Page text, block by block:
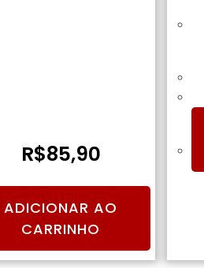
R$85,90
ADICIONAR AO
CARRINHO